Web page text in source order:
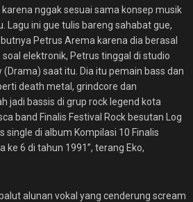
nggak sesuai sama konsep musik
Lagu ini gue tulis bareng sahabat gue,
Petrus Arema karena dia berasal
elektronik, Petrus tinggal di studio
saat itu. Dia itu pemain bass dan
death metal, grindcore dan
jadi bassis di grup rock legend kota
band Finalis Festival Rock besutan Log
single di album Kompilasi 10 Finalis
ke 6 di tahun 1991”, terang Eko,
alunan vokal yang cenderung scream